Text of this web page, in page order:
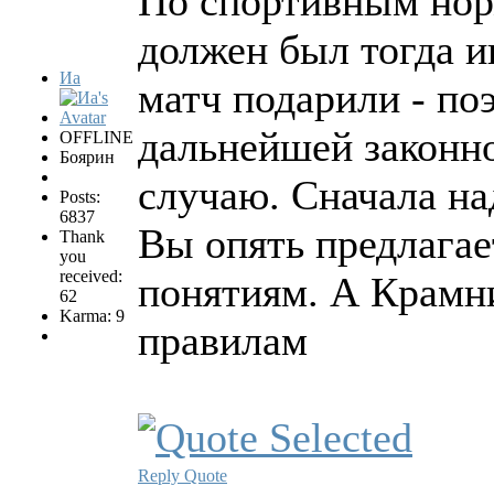
Иа
OFFLINE
Боярин
Posts:
6837
Thank
you
received:
62
Karma: 9
должен был тогда
матч подарили -
дальнейшей
случаю. Сначала
Вы опять
понятиям. А
правилам
Reply Quote